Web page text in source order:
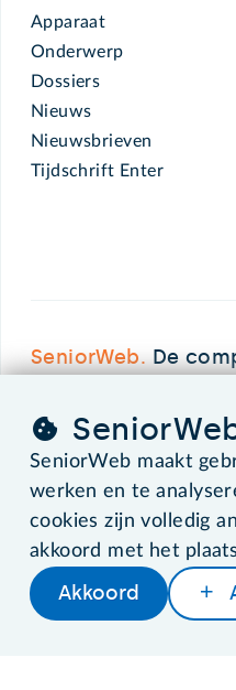
Apparaat
Onderwerp
Dossiers
Nieuws
Nieuwsbrieven
Tijdschrift Enter
SeniorWeb. De
©2026 SeniorWeb
SeniorWeb maakt
werken en te
cookies zijn volledig
akkoord met het
Akkoord